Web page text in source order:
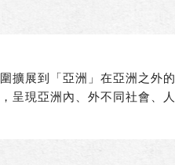
擴展到「亞洲」在亞洲之外
呈現亞洲內、外不同社會、